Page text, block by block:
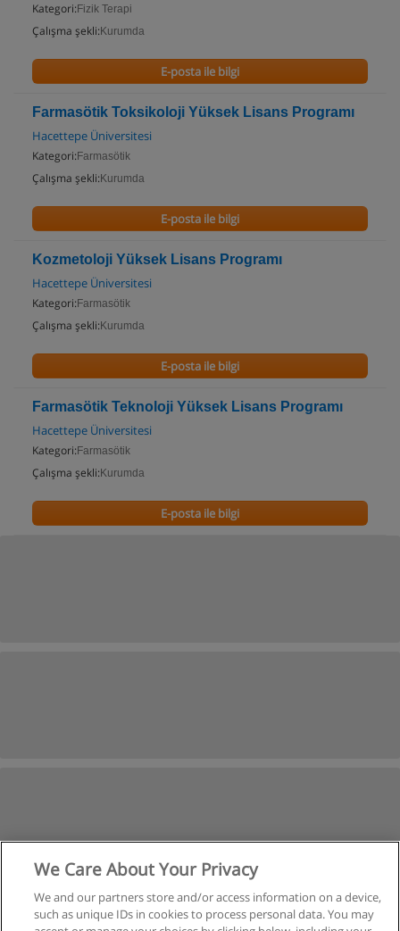
Kategori: Fizik Terapi
Çalışma şekli: Kurumda
E-posta ile bilgi
Farmasötik Toksikoloji Yüksek Lisans Programı
Hacettepe Üniversitesi
Kategori: Farmasötik
Çalışma şekli: Kurumda
E-posta ile bilgi
Kozmetoloji Yüksek Lisans Programı
Hacettepe Üniversitesi
Kategori: Farmasötik
Çalışma şekli: Kurumda
E-posta ile bilgi
Farmasötik Teknoloji Yüksek Lisans Programı
Hacettepe Üniversitesi
Kategori: Farmasötik
Çalışma şekli: Kurumda
E-posta ile bilgi
İleri
We Care About Your Privacy
We and our partners store and/or access information on a device,
such as unique IDs in cookies to process personal data. You may